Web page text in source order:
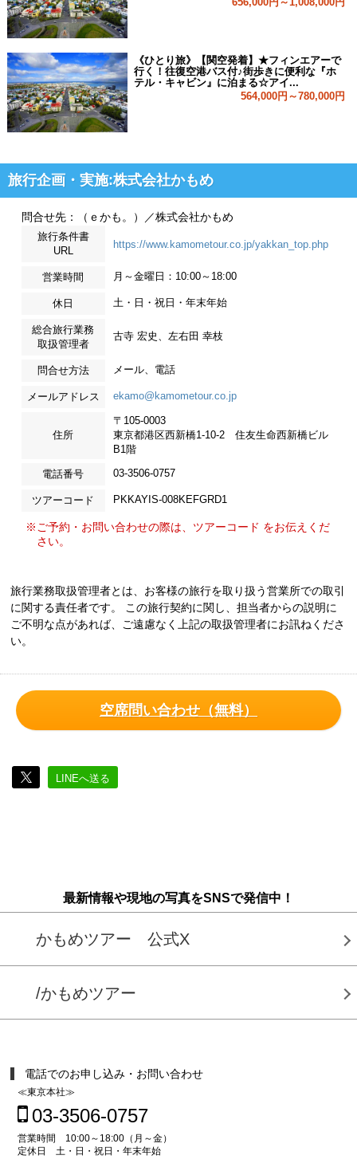
《ひとり旅》【関空発着】★フィンエアーで
行く！往復空港バス付♪街歩きに便利な『ホ
テル・キャビン』に泊まる☆アイ...
564,000円～780,000円
旅行企画・実施:株式会社かもめ
問合せ先：（ｅかも。）／株式会社かもめ
旅行条件書
URL
https://www.kamometour.co.jp/yakkan_top.php
営業時間 月～金曜日：10:00～18:00
休日 土・日・祝日・年末年始
総合旅行業務
取扱管理者
古寺 宏史、左右田 幸枝
問合せ方法 メール、電話
メールアドレス ekamo@kamometour.co.jp
住所
〒105-0003
東京都港区西新橋1-10-2 住友生命西新橋ビル
B1階
電話番号 03-3506-0757
ツアーコード PKKAYIS-008KEFGRD1
※ご予約・お問い合わせの際は、ツアーコード をお伝えくだ
さい。
旅行業務取扱管理者とは、お客様の旅行を取り扱う営業所での取引
に関する責任者です。 この旅行契約に関し、担当者からの説明に
ご不明な点があれば、ご遠慮なく上記の取扱管理者にお訊ねくださ
い。
空席問い合わせ（無料）
LINEへ送る
最新情報や現地の写真をSNSで発信中！
かもめツアー 公式X
/かもめツアー
電話でのお申し込み・お問い合わせ
≪東京本社≫
03-3506-0757
営業時間 10:00～18:00（月～金）
定休日 土・日・祝日・年末年始